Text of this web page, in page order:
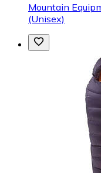
Mountain
(Unisex)